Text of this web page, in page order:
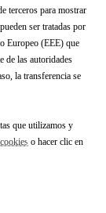
terceros para mostrar
ser tratadas por
Europeo (EEE) que
de las autoridades
la transferencia se
que utilizamos y
o hacer clic en